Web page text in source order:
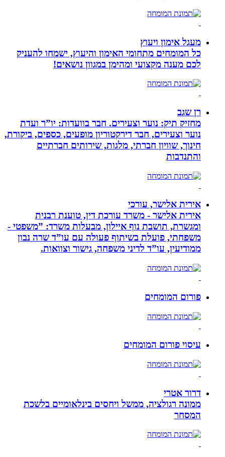
מעגל אימון ויעוץ
כל המומחים מתחומי האימון והיעוץ, ישמחו להעניק
לכם מענה מקצועי ומהימן במגוון נושאים!
רן שגב
מחזיק תיק: נוער וצעירים. חבר בוועדות: יו”ר ועדת
נוער וצעירים, חבר דירקטוריון מופעים, כספים, ביקורת,
חינוך, שוויון חברתי, מלגות, שירותים חברתיים
והתנדבות
אירית אלישר, עורכי
אירית אלישר - משרד עורכת דין, טוענת רבנית
ומגשרת, תושבת נוף איילון, מבעלות משרד: ”משפטי -
משפחתי, פועלת בשיתוף פעולה עם עו”ד שרה נבון
ממודיעין, עו”ד לדיני משפחה, גישור וצוואות.
פורום המומחים
עיסוי פורום המומחים
דרור אטרי
ממונה רגולציה, ממשל ויחסים בינלאומיים בלשכת
המסחר